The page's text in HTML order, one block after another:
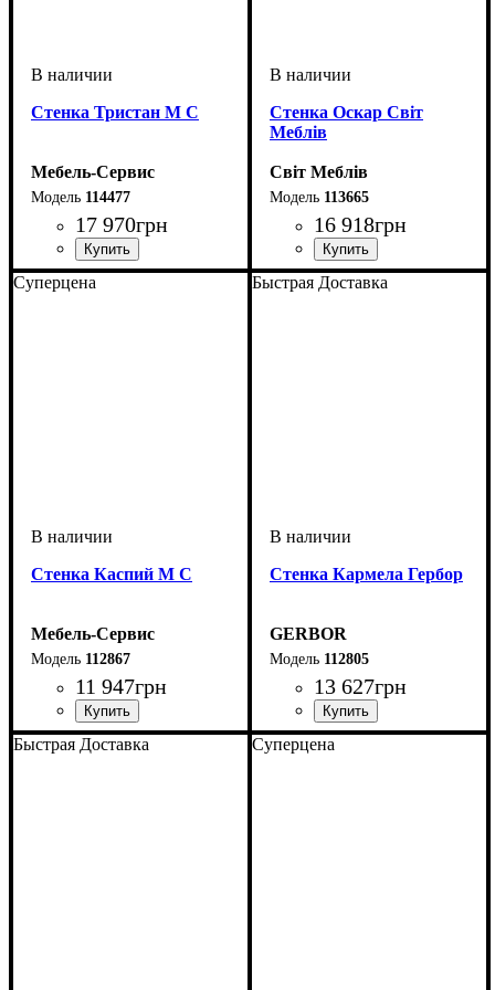
Стенка Тристан М С
Мебель-Сервис
114477
17 970грн
ширина, мм: 3150
высота, мм: 2081
глубина, мм: 527
Стенка Оскар Світ
Меблів
Світ Меблів
113665
16 918грн
ширина, мм: 3600
высота, мм: 2080
глубина, мм: 520
Суперцена
Стенка Каспий М С
Мебель-Сервис
112867
11 947грн
Быстрая Доставка
Стенка Кармела Гербор
GERBOR
112805
13 627грн
ширина, мм: 2400
высота, мм: 1900
глубина, мм: 435
Быстрая Доставка Суперцена